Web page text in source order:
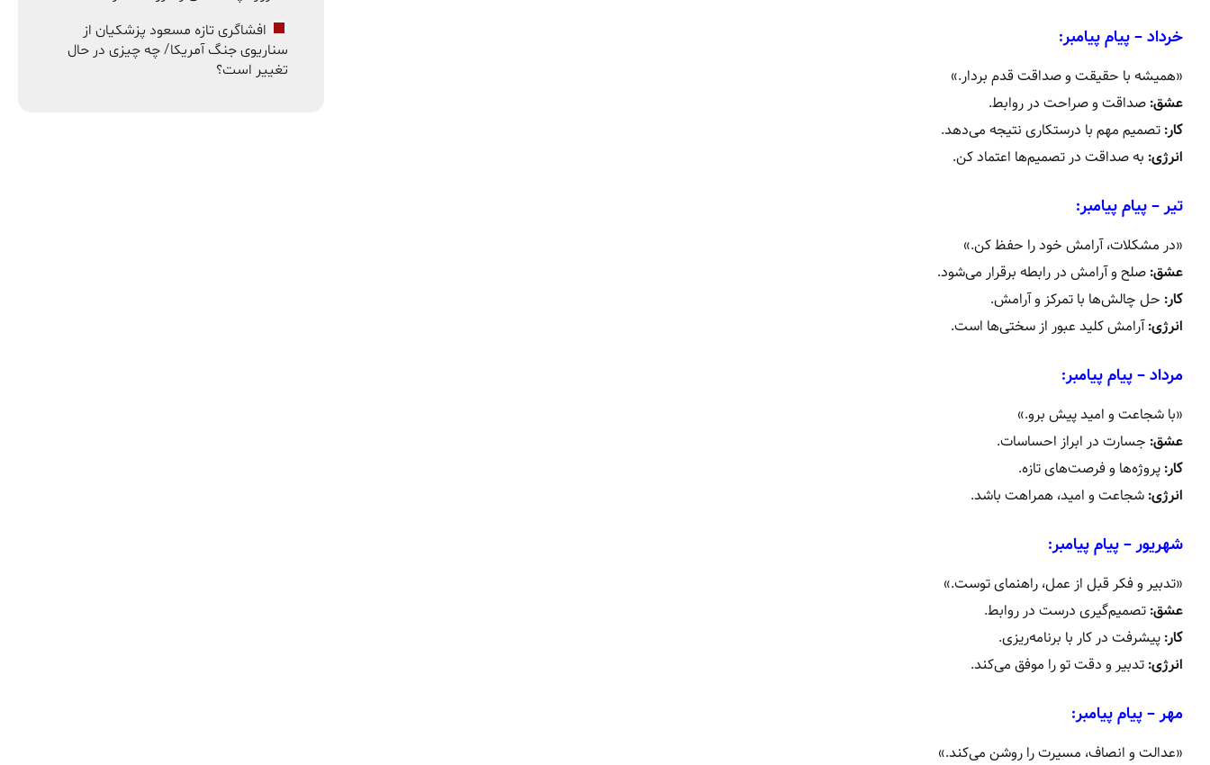
خرداد – پیام پیامبر:
«همیشه با حقیقت و صداقت قدم بردار.»
عشق: صداقت و صراحت در روابط.
کار: تصمیم مهم با درستکاری نتیجه می‌دهد.
انرژی: به صداقت در تصمیم‌ها اعتماد کن.
تیر – پیام پیامبر:
«در مشکلات، آرامش خود را حفظ کن.»
عشق: صلح و آرامش در رابطه برقرار می‌شود.
کار: حل چالش‌ها با تمرکز و آرامش.
انرژی:آرامش کلید عبور از سختی‌ها است.
مرداد – پیام پیامبر:
«با شجاعت و امید پیش برو.»
عشق: جسارت در ابراز احساسات.
کار: پروژه‌ها و فرصت‌های تازه.
انرژی: شجاعت و امید، همراهت باشد.
شهریور – پیام پیامبر:
«تدبیر و فکر قبل از عمل، راهنمای توست.»
عشق: تصمیم‌گیری درست در روابط.
کار: پیشرفت در کار با برنامه‌ریزی.
انرژی: تدبیر و دقت تو را موفق می‌کند.
مهر – پیام پیامبر:
«عدالت و انصاف، مسیرت را روشن می‌کند.»
افشاگری تازه مسعود پزشکیان از
سناریوی جنگ آمریکا/ چه چیزی در حال
تغییر است؟